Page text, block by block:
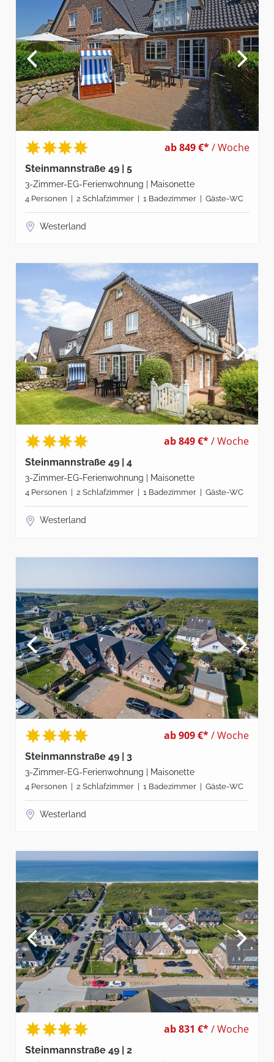
ab 849 €*/ Woche
Steinmannstraße 49 | 5
3-Zimmer-EG-Ferienwohnung | Maisonette
4 Personen | 2 Schlafzimmer | 1 Badezimmer | Gäste-WC
Westerland
ab 849 €*/ Woche
Steinmannstraße 49 | 4
3-Zimmer-EG-Ferienwohnung | Maisonette
4 Personen | 2 Schlafzimmer | 1 Badezimmer | Gäste-WC
Westerland
ab 909 €*/ Woche
Steinmannstraße 49 | 3
3-Zimmer-EG-Ferienwohnung | Maisonette
4 Personen | 2 Schlafzimmer | 1 Badezimmer | Gäste-WC
Westerland
ab 831 €*/ Woche
Steinmannstraße 49 | 2